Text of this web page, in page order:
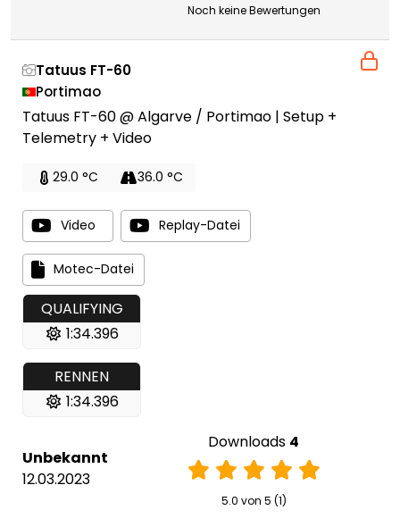
Noch keine Bewertungen
Tatuus FT-60
Portimao
Tatuus FT-60 @ Algarve / Portimao | Setup +
Telemetry + Video
29.0 °C 36.0 °C
Video Replay-Datei
Motec-Datei
QUALIFYING
1:34.396
RENNEN
1:34.396
Unbekannt
12.03.2023
Downloads 4
5.0 von 5 (1)